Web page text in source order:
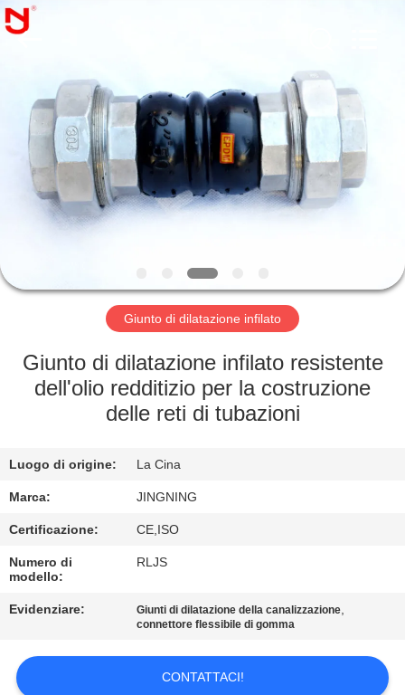
CASA
PRODOTTI
MOSTRA
CIRCA
GIRO
CONTROLLO
DI
QUALITÀ
CONTATTICI
NOTIZIE
2026
Shanghai
Reserved.
Giunto di dilatazione infilato
Giunto di dilatazione infilato resistente
dell'olio redditizio per la costruzione
delle reti di tubazioni
Luogo di origine: La Cina
Marca: JINGNING
Certificazione: CE,ISO
Numero di
modello:
RLJS
Evidenziare: Giunti di dilatazione della canalizzazione,
connettore flessibile di gomma
CONTATTACI!